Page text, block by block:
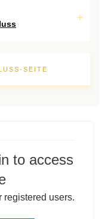
to access
registered users.
SEITE